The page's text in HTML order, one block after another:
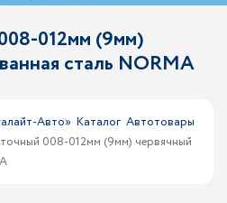
012мм (9мм)
сталь NORMA
Авто» Каталог Автотовары
008-012мм (9мм) червячный